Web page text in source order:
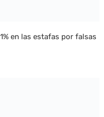
en las estafas por falsas